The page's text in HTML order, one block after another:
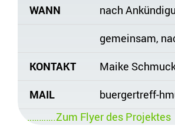
WANN
nach
gemeinsam,
KONTAKT
Maike
MAIL
buergertreff-
…………….Zum Flyer des Projektes